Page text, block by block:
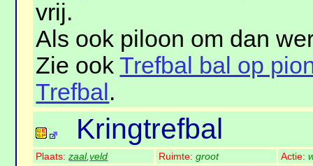
vrij.
Als ook piloon om dan
Zie ookTrefbal bal op
Trefbal .
Kringtrefbal
Plaats:zaal,veld Ruimte:groot Actie: